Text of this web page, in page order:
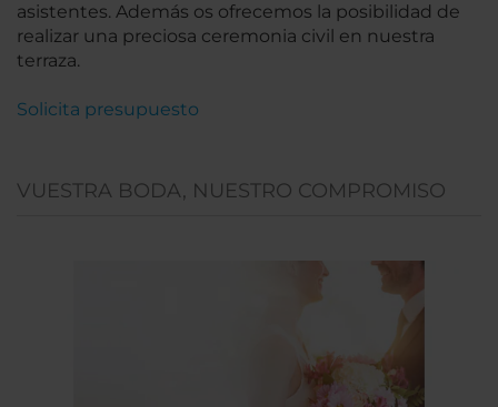
asistentes. Además os ofrecemos la posibilidad de
realizar una preciosa ceremonia civil en nuestra
terraza.
Solicita presupuesto
VUESTRA BODA, NUESTRO COMPROMISO